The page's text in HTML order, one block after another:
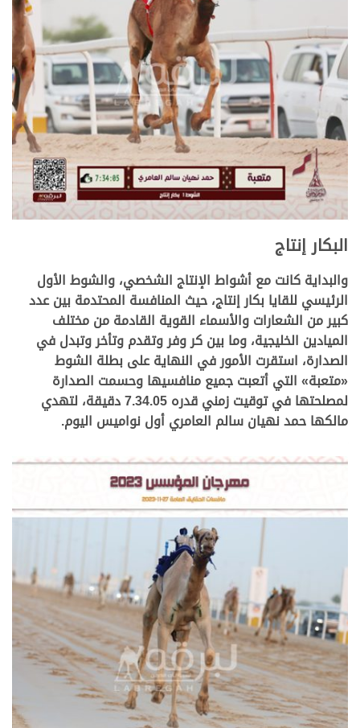
البكار إنتاج
والبداية كانت مع أشواط الإنتاج الشخصي، والشوط الأول
الرئيسي للقايا بكار إنتاج، حيث المنافسة المحتدمة بين عدد
كبير من الشعارات والأسماء القوية القادمة من مختلف
الميادين الخليجية، وما بين كر وفر وتقدم وتأخر وتبدل في
الصدارة، استقرت الأمور في النهاية على بطلة الشوط
«متعبة» التي أتعبت جميع منافسيها وحسمت الصدارة
لمصلحتها في توقيت زمني قدره 7.34.05 دقيقة، لتهدي
مالكها حمد نهيان سالم العامري أول نواميس اليوم.